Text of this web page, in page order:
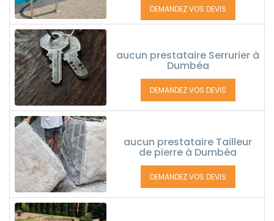
DEMANDEZ VOS DEVIS
aucun prestataire Serrurier à
Dumbéa
DEMANDEZ VOS DEVIS
aucun prestataire Tailleur
de pierre à Dumbéa
DEMANDEZ VOS DEVIS